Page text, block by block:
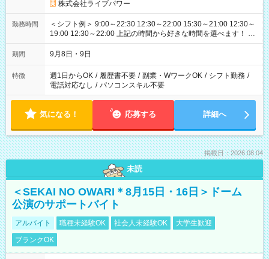
株式会社ライブパワー
勤務時間
＜シフト例＞ 9:00～22:30 12:30～22:00 15:30～21:00 12:30～
19:00 12:30～22:00 上記の時間から好きな時間を選べます！ ※
時間は変更となる可能性があります
期間 9月8日・9日
特徴 週1日からOK / 履歴書不要 / 副業・WワークOK / シフト勤務 /
電話対応なし / パソコンスキル不要
気になる！ 応募する 詳細へ
掲載日：2026.08.04
未読
＜SEKAI NO OWARI＊8月15日・16日＞ドーム
公演のサポートバイト
アルバイト 職種未経験OK 社会人未経験OK
大学生歓迎
ブランクOK